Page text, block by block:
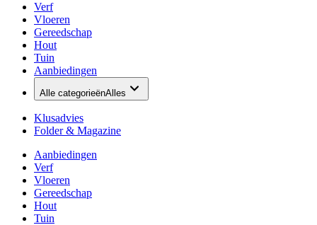
Verf
Vloeren
Gereedschap
Hout
Tuin
Aanbiedingen
Alle categorieënAlles
Klusadvies
Folder & Magazine
Aanbiedingen
Verf
Vloeren
Gereedschap
Hout
Tuin